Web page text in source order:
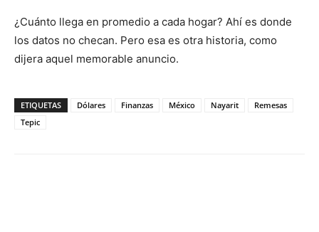
¿Cuánto llega en promedio a cada hogar? Ahí es donde
los datos no checan. Pero esa es otra historia, como
dijera aquel memorable anuncio.
ETIQUETAS Dólares Finanzas México Nayarit
Remesas
Tepic